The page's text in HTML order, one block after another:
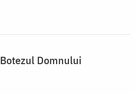
Botezul Domnului